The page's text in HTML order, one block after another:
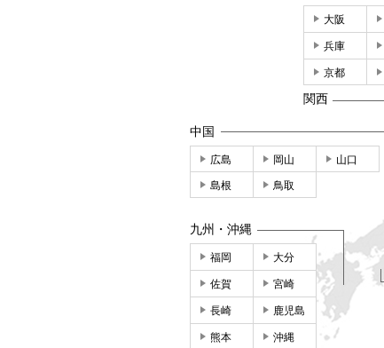
大阪
兵庫
京都
関西
中国
広島 岡山 山口
島根 鳥取
九州・沖縄
福岡 大分
佐賀 宮崎
長崎 鹿児島
熊本 沖縄